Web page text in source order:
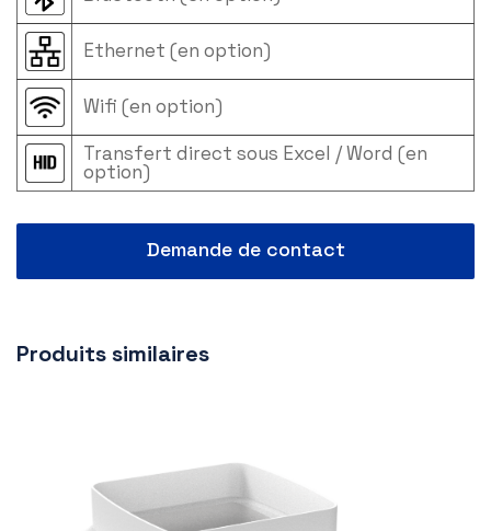
Ethernet (en option)
Wifi (en option)
Transfert direct sous Excel / Word (en
option)
Demande de contact
Produits similaires